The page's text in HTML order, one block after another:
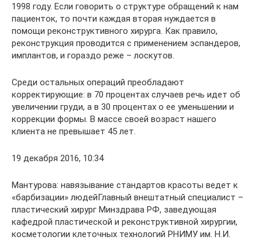
1998 году. Если говорить о структуре обращений к нам
пациенток, то почти каждая вторая нуждается в
помощи реконструктивного хирурга. Как правило,
реконструкция проводится с применением эспандеров,
имплантов, и гораздо реже – лоскутов.
Среди остальных операций преобладают
корректирующие: в 70 процентах случаев речь идет об
увеличении груди, а в 30 процентах о ее уменьшении и
коррекции формы. В массе своей возраст нашего
клиента не превышает 45 лет.
19 декабря 2016, 10:34
Мантурова: навязывание стандартов красоты ведет к
«барбизации» людейГлавный внештатный специалист –
пластический хирург Минздрава РФ, заведующая
кафедрой пластической и реконструктивной хирургии,
косметологии клеточных технологий РНИМУ им. Н.И.